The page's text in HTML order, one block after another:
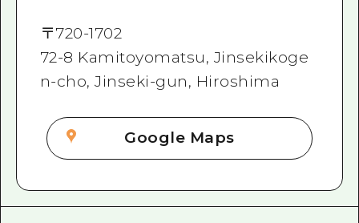
〒720-1702
72-8 Kamitoyomatsu, Jinsekikoge
n-cho, Jinseki-gun, Hiroshima
Google Maps